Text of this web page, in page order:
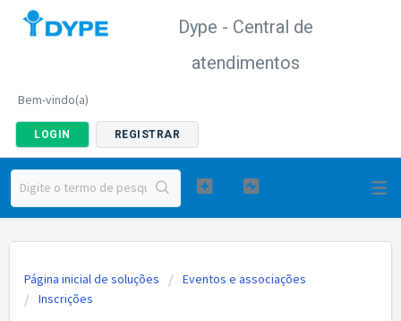
Dype - Central de
atendimentos
Bem-vindo(a)
LOGIN REGISTRAR
Página inicial de soluções
Eventos e associações
Inscrições